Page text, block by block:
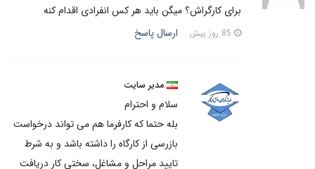
برای کارگراش؟ میگن باید هر کس انفرادی اقدام کنه
ارسال پاسخ
مدیر سایت
سلام و احترام
بله حتما که کارفرما هم می تواند درخواست
بازرسی از کارگاه را داشته باشد و به شرط
تایید مراحل و مشاغل، سختی کار دریافت